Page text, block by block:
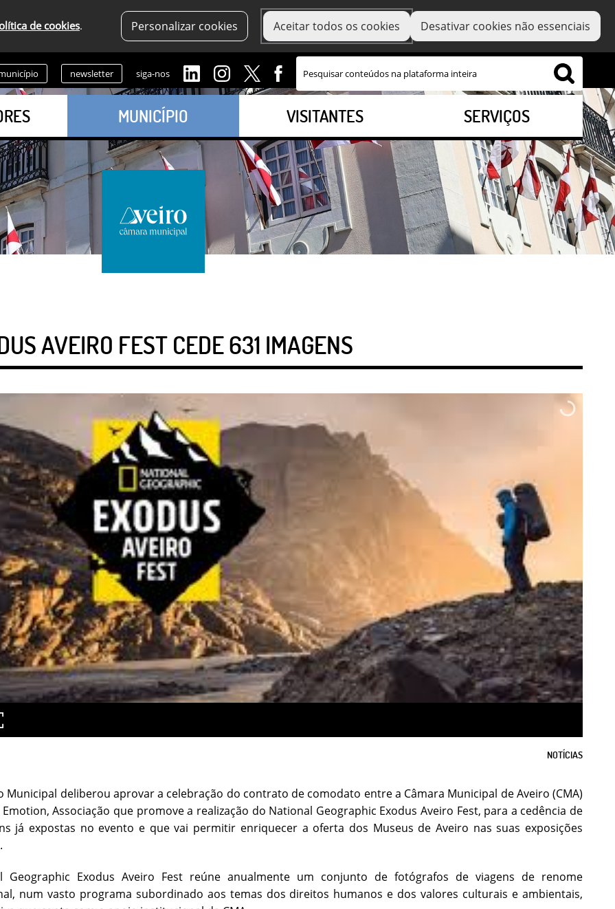
de cookies. Personalizar cookies Aceitar todos os cookies Desativar cookies não essenciais
newsletter siga-nos
MUNICÍPIO VISITANTES SERVIÇOS
AVEIRO FEST CEDE 631 IMAGENS
NOTÍCIAS
Municipal deliberou aprovar a celebração do contrato de comodato entre a Câmara Municipal de Aveiro (CMA)
Associação que promove a realização do National Geographic Exodus Aveiro Fest, para a cedência de
já expostas no evento e que vai permitir enriquecer a oferta dos Museus de Aveiro nas suas exposições
Geographic Exodus Aveiro Fest reúne anualmente um conjunto de fotógrafos de viagens de renome
num vasto programa subordinado aos temas dos direitos humanos e dos valores culturais e ambientais,